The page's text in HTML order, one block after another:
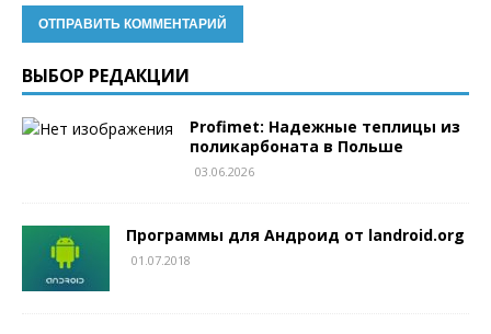
ВЫБОР РЕДАКЦИИ
Profimet: Надежные теплицы из
поликарбоната в Польше
03.06.2026
Программы для Андроид от landroid.org
01.07.2018